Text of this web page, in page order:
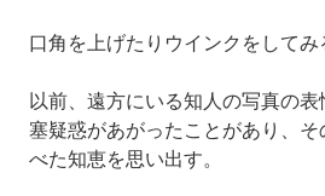
口角を上げたりウインクをしてみ
以前、遠方にいる知人の写真の
塞疑惑があがったことがあり、
べた知恵を思い出す。